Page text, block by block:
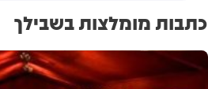
כתבות מומלצות בשבילך